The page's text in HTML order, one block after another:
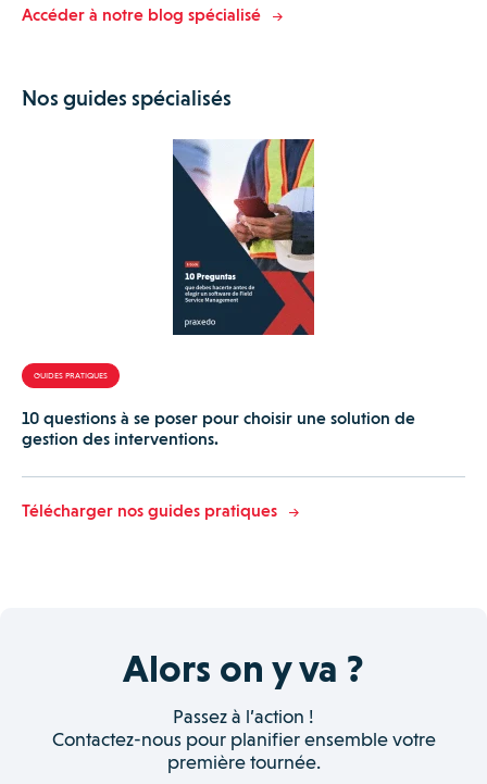
Accéder à notre blog spécialisé
Nos guides spécialisés
GUIDES PRATIQUES
10 questions à se poser pour choisir une solution de
gestion des interventions.
Télécharger nos guides pratiques
Alors on y va ?
Passez à l’action !
Contactez-nous pour planifier ensemble votre
première tournée.